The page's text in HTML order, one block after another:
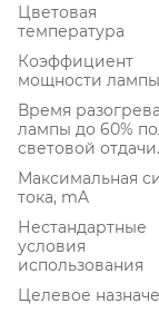
Цветовая
температура
Коэффициент
мощности лампы
Время разогрева
лампы до 60%
световой отдачи.
Максимальная
тока, mA
Нестандартные
условия
использования
Целевое